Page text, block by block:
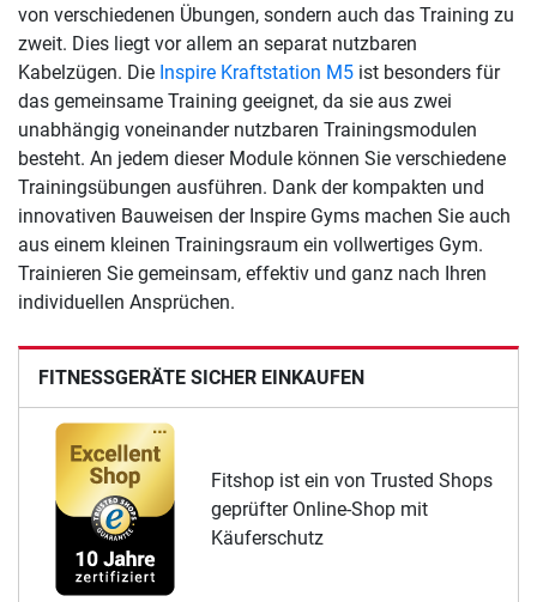
FITNESSGERÄTE SICHER EINKAUFEN
Fitshop ist ein von Trusted Shops
geprüfter Online-Shop mit
Käuferschutz
von verschiedenen Übungen, sondern auch das Training zu
zweit. Dies liegt vor allem an separat nutzbaren
Kabelzügen. Die Inspire Kraftstation M5 ist besonders für
das gemeinsame Training geeignet, da sie aus zwei
unabhängig voneinander nutzbaren Trainingsmodulen
besteht. An jedem dieser Module können Sie verschiedene
Trainingsübungen ausführen. Dank der kompakten und
innovativen Bauweisen der Inspire Gyms machen Sie auch
aus einem kleinen Trainingsraum ein vollwertiges Gym.
Trainieren Sie gemeinsam, effektiv und ganz nach Ihren
individuellen Ansprüchen.